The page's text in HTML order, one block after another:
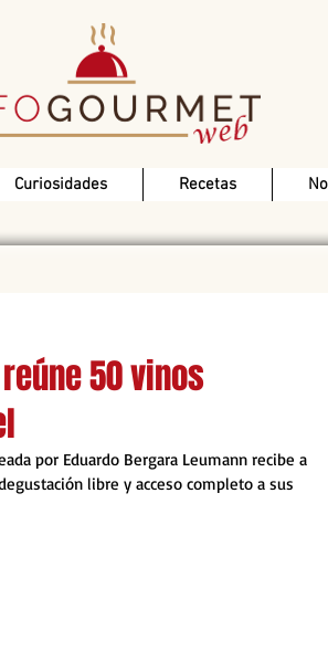
Curiosidades Recetas
reúne 50 vinos
por Eduardo Bergara Leumann recibe a
libre y acceso completo a sus